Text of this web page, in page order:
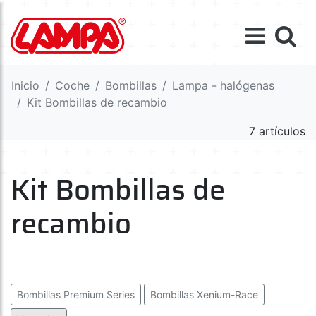
Inicio Coche Bombillas
Lampa - halógenas
Kit Bombillas de recambio
7 artículos
Kit Bombillas de
recambio
Bombillas Premium Series Bombillas Xenium-Race